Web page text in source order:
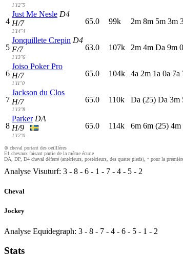
1'12"5
4
Just Me Nesle D4
H/7
1'14"4
65.0 99k 2m 8m 5m 3m
5
Jonquillete Crepin D4
F/7
1'13"6
63.0 107k 2m 4m Da 9m 0
6
Joiso Poker Pro
H/7
1'11"0
65.0 104k 4a 2m 1a 0a 7a
7
Jackson du Clos
H/7
1'13"8
65.0 110k Da (25) Da 3m
8
Parker DA
H/9
1'12"0
65.0 114k 6m 6m (25) 4m
⊗ cheval portant des oeilllères
E1 chevaux faisant partie de la même écurie
DA, DP, D4 cheval déferré (antérieurs, postérieurs, des quatre pieds), • pour la
Analyse Visuturf: 3 - 8 - 6 - 1 - 7 - 4 - 5 - 2
Cheval
Jockey
Analyse Equidegraph: 3 - 8 - 7 - 4 - 6 - 5 - 1 - 2
Stats